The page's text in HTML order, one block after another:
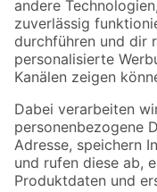
Zur Newsletter
Folge uns
Zahlungsarten